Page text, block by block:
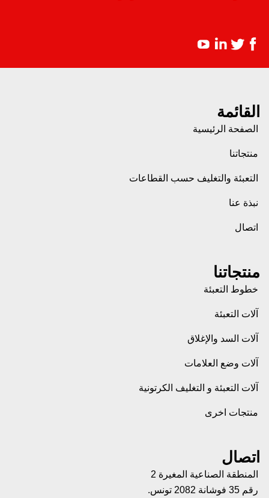
القائمة
الصفحة الرئيسية
منتجاتنا
التعبئة والتغليف حسب القطاعات
نبذة عنا
اتصال
منتجاتنا
خطوط التعبئة
آلات التعبئة
آلات السد والإغلاق
آلات وضع العلامات
آلات التعبئة و التغليف الكرتونية
منتجات اخرى
اتصال
المنطقة الصناعية المغيرة 2
رقم 35 فوشانة 2082 تونس.